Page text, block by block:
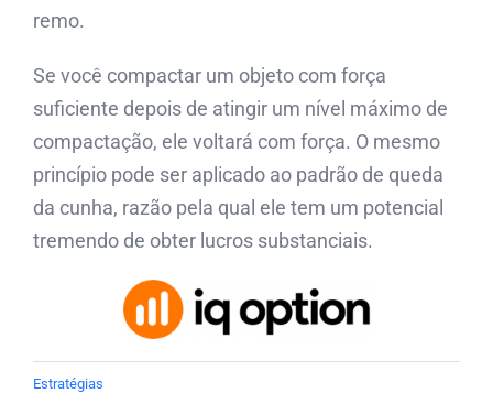
remo.
Se você compactar um objeto com força
suficiente depois de atingir um nível máximo de
compactação, ele voltará com força. O mesmo
princípio pode ser aplicado ao padrão de queda
da cunha, razão pela qual ele tem um potencial
tremendo de obter lucros substanciais.
Estratégias